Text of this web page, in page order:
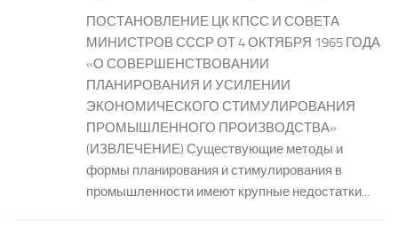
ПОСТАНОВЛЕНИЕ ЦК КПСС И СОВЕТА
МИНИСТРОВ СССР ОТ 4 ОКТЯБРЯ 1965 ГОДА
«О СОВЕРШЕНСТВОВАНИИ
ПЛАНИРОВАНИЯ И УСИЛЕНИИ
ЭКОНОМИЧЕСКОГО СТИМУЛИРОВАНИЯ
ПРОМЫШЛЕННОГО ПРОИЗВОДСТВА»
(ИЗВЛЕЧЕНИЕ) Существующие методы и
формы планирования и стимулирования в
промышленности имеют крупные недостатки...